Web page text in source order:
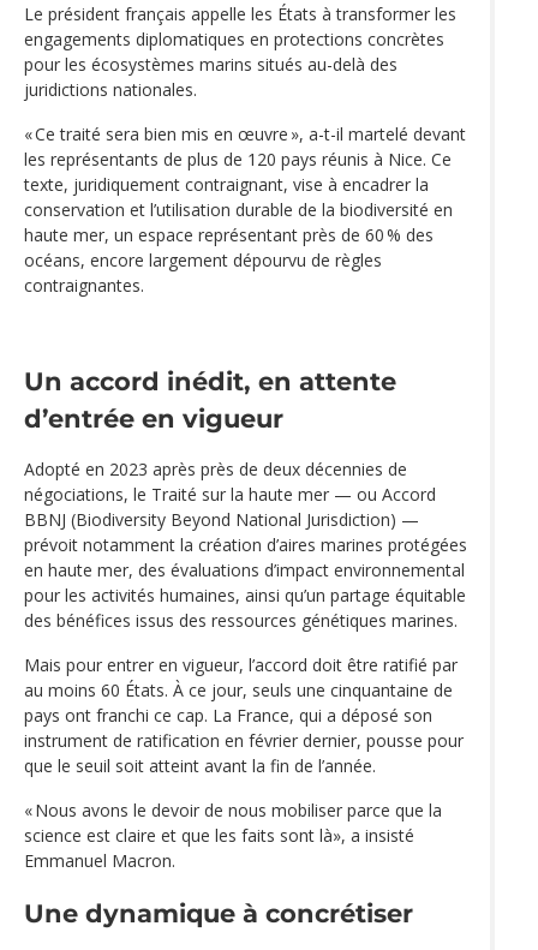
Le président français appelle les États à transformer les
engagements diplomatiques en protections concrètes
pour les écosystèmes marins situés au-delà des
juridictions nationales.
« Ce traité sera bien mis en œuvre », a-t-il martelé devant
les représentants de plus de 120 pays réunis à Nice. Ce
texte, juridiquement contraignant, vise à encadrer la
conservation et l’utilisation durable de la biodiversité en
haute mer, un espace représentant près de 60 % des
océans, encore largement dépourvu de règles
contraignantes.
Un accord inédit, en attente
d’entrée en vigueur
Adopté en 2023 après près de deux décennies de
négociations, le Traité sur la haute mer — ou Accord
BBNJ (Biodiversity Beyond National Jurisdiction) —
prévoit notamment la création d’aires marines protégées
en haute mer, des évaluations d’impact environnemental
pour les activités humaines, ainsi qu’un partage équitable
des bénéfices issus des ressources génétiques marines.
Mais pour entrer en vigueur, l’accord doit être ratifié par
au moins 60 États. À ce jour, seuls une cinquantaine de
pays ont franchi ce cap. La France, qui a déposé son
instrument de ratification en février dernier, pousse pour
que le seuil soit atteint avant la fin de l’année.
« Nous avons le devoir de nous mobiliser parce que la
science est claire et que les faits sont là», a insisté
Emmanuel Macron.
Une dynamique à concrétiser